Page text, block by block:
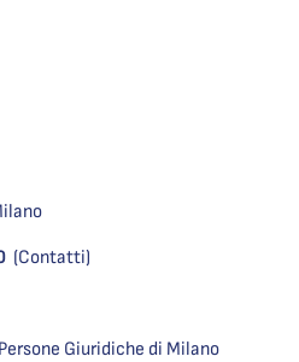
(Contatti)
Giuridiche di Milano